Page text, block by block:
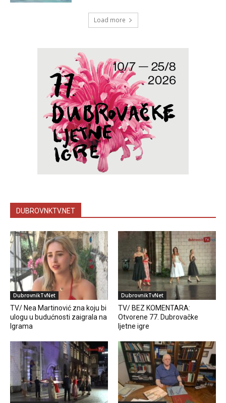
Load more
DUBROVNKTV.NET
DubrovnikTvNet
TV/ Nea Martinović zna koju bi
ulogu u budućnosti zaigrala na
Igrama
DubrovnikTvNet
TV/ BEZ KOMENTARA:
Otvorene 77. Dubrovačke
ljetne igre